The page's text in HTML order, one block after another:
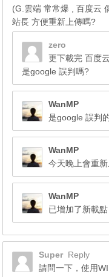
(G.雲端 常常爆 , 百度云
站長 方便重新上傳嗎?
zero
更下載完 百度
是google 誤判嗎?
WanMP
是google 誤判
WanMP
今天晚上會重
WanMP
已增加了新載
Super Reply
請問一下，使用